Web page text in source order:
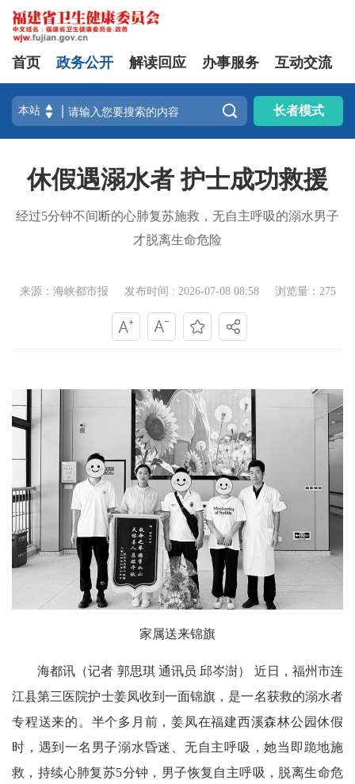
首页 政务公开 解读回应 办事服务 互动交流
 长者模式
休假遇溺水者 护士成功救援
经过5分钟不间断的心肺复苏施救，无自主呼吸的溺水男子
才脱离生命危险
来源：海峡都市报 发布时间 : 2026-07-08 08:58 浏览量：275
家属送来锦旗
海都讯（记者 郭思琪 通讯员 邱岑澍） 近日，福州市连
江县第三医院护士姜凤收到一面锦旗，是一名获救的溺水者
专程送来的。半个多月前，姜凤在福建西溪森林公园休假
时，遇到一名男子溺水昏迷、无自主呼吸，她当即跪地施
救，持续心肺复苏5分钟，男子恢复自主呼吸，脱离生命危